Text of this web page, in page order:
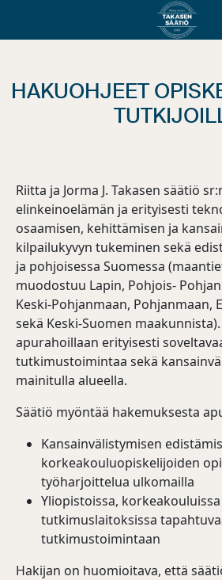
HAKUOHJEET
Riitta ja Jorma J. Takasen säätiö
elinkeinoelämän ja erityisesti
osaamisen, kehittämisen ja
kilpailukyvyn tukeminen sekä
ja pohjoisessa Suomessa
muodostuu Lapin, Pohjois-
Keski-Pohjanmaan, Pohjanmaan,
sekä Keski-Suomen
apurahoillaan erityisesti
tutkimustoimintaa sekä
mainitulla alueella.
Säätiö myöntää hakemuksesta
Kansainvälistymisen
korkeakouluopiskelijoiden
työharjoittelua ulkomailla
Yliopistoissa, korkeakouluissa
tutkimuslaitoksissa
tutkimustoimintaan
Hakijan on huomioitava, että